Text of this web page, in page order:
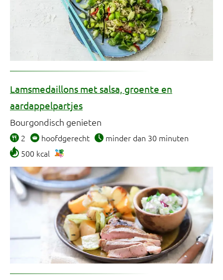
Lamsmedaillons met salsa, groente en
aardappelpartjes
Bourgondisch genieten
2 hoofdgerecht
minder dan 30 minuten
500 kcal